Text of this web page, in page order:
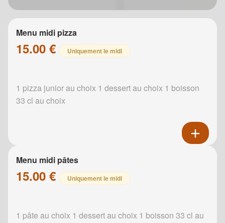
Menu midi pizza
15.00 € Uniquement le midi
1 pizza junior au choix 1 dessert au choix 1 boisson
33 cl au choix
Menu midi pâtes
15.00 € Uniquement le midi
1 pâte au choix 1 dessert au choix 1 boisson 33 cl au